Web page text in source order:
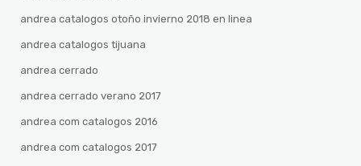
andrea catalogos otoño invierno 2018 en linea
andrea catalogos tijuana
andrea cerrado
andrea cerrado verano 2017
andrea com catalogos 2016
andrea com catalogos 2017